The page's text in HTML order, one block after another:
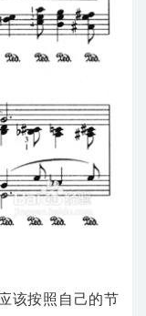
该按照自己的节